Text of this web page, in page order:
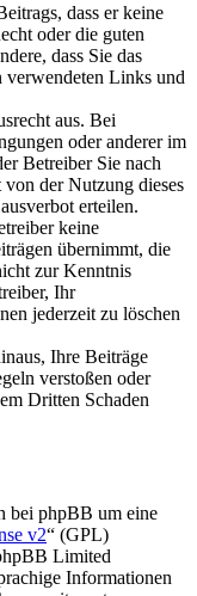
dass er keine
oder die guten
dass Sie das
verwendeten Links und
aus. Bei
oder anderer im
Betreiber Sie nach
der Nutzung dieses
erteilen.
keine
übernimmt, die
zur Kenntnis
Ihr
jederzeit zu löschen
Ihre Beiträge
verstoßen oder
Dritten Schaden
bei phpBB um eine
v2“ (GPL)
Limited
Informationen